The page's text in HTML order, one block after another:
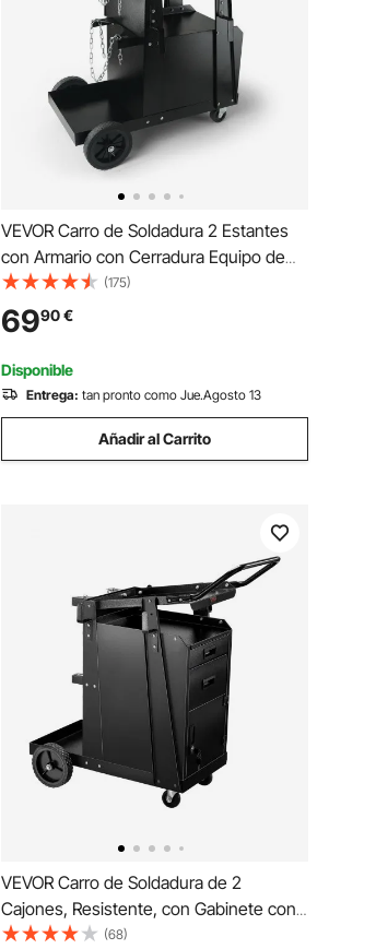
VEVOR Carro de Soldadura 2 Estantes
con Armario con Cerradura Equipo de
Soldadura Móvil 120 kg Carro con 2
Soportes para Bombonas de Gas para
Soldadura Manual por Arco con Gas
Protector
(175)
6990€
Disponible
Entrega: tan pronto como Jue.Agosto 13
Añadir al Carrito
VEVOR Carro de Soldadura de 2
Cajones, Resistente, con Gabinete con
Cerradura Antirrobo, Capacidad de Peso
(68)